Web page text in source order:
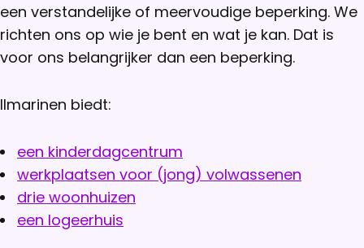
een verstandelijke of meervoudige beperking. We
richten ons op wie je bent en wat je kan. Dat is
voor ons belangrijker dan een beperking.
Ilmarinen biedt:
een kinderdagcentrum
werkplaatsen voor (jong) volwassenen
drie woonhuizen
een logeerhuis